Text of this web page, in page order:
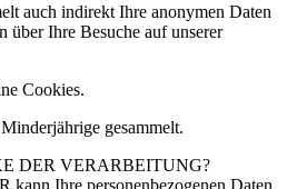
auch indirekt Ihre anonymen Daten
über Ihre Besuche auf unserer
Cookies.
gesammelt.
DER VERARBEITUNG?
Ihre personenbezogenen Daten